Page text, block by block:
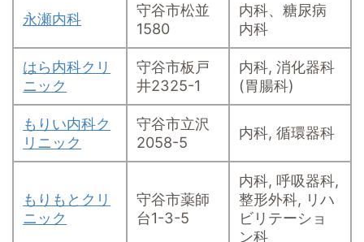
永瀬内科
守谷市松並
1580
内科、糖尿病
内科
はら内科クリ
ニック
守谷市板戸
井2325-1
内科, 消化器科
(胃腸科)
もりい内科ク
リニック
守谷市立沢
2058-5
内科, 循環器科
もりもとクリ
ニック
守谷市薬師
台1-3-5
内科, 呼吸器科,
整形外科, リハ
ビリテーショ
ン科